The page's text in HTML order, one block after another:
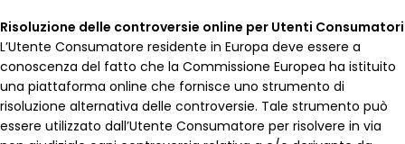
Risoluzione delle controversie online per Utenti Consumatori
L’Utente Consumatore residente in Europa deve essere a
conoscenza del fatto che la Commissione Europea ha istituito
una piattaforma online che fornisce uno strumento di
risoluzione alternativa delle controversie. Tale strumento può
essere utilizzato dall’Utente Consumatore per risolvere in via